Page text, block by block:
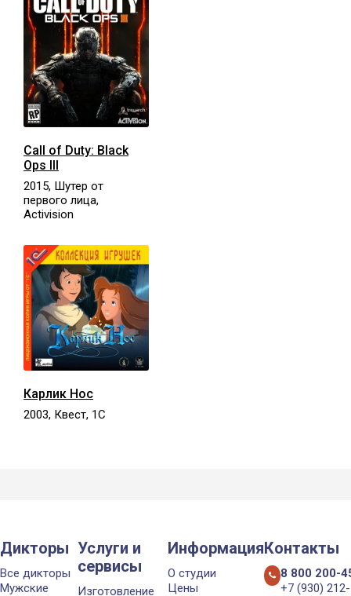
Call of Duty: Black
Ops III
2015, Шутер от
первого лица,
Activision
Карлик Нос
2003, Квест, 1С
Дикторы
Все дикторы
Мужские
Услуги и
сервисы
Изготовление
Информация
О студии
Цены
Контакты
8 800 200-
+7 (930)